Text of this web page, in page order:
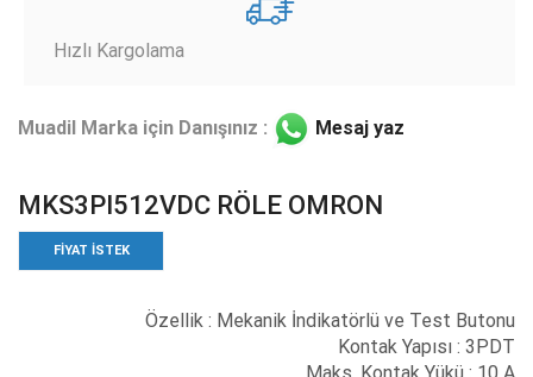
Hızlı Kargolama
Muadil Marka için Danışınız : Mesaj yaz
MKS3PI512VDC RÖLE OMRON
FIYAT ISTEK
Özellik : Mekanik İndikatörlü ve Test Butonu
Kontak Yapısı : 3PDT